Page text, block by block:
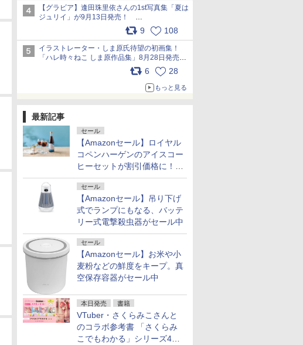
犬たちへ… pic.x.com/hEr88DgVyD
【グラビア】逢田珠里依さんの1st写真集「夏は
ジュリイ」が9月13日発売！
9 108
イラストレーター・しま原氏待望の初画集！
「ハレ時々ねこ しま原作品集」8月28日発売
6 28
もっと見る
最新記事
セール
【Amazonセール】ロイヤル
コペンハーゲンのアイスコー
ヒーセットが割引価格に！夏
のギフトに最適！
セール
【Amazonセール】吊り下げ
式でランプにもなる、バッテ
リー式電撃殺虫器がセール中
セール
【Amazonセール】お米や小
麦粉などの鮮度をキープ。真
空保存容器がセール中
本日発売 書籍
VTuber・さくらみこさんと
のコラボ参考書 「さくらみ
こでもわかる」シリーズ4冊